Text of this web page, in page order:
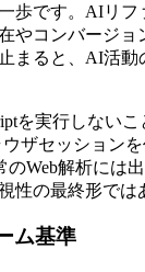
歩です。AIリフ
やコンバージョ
まると、AI活動
を実行しない
ウザセッション
Web解析には
性の最終形では
ム基準